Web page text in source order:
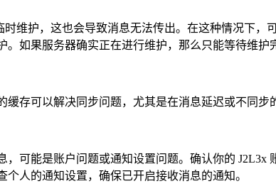
维护，这也会导致消息无法传出。在这种情况下，
如果服务器确实正在进行维护，那么只能等待维护
缓存可以解决同步问题，尤其是在消息延迟或不同步
，可能是账户问题或通知设置问题。确认你的 J2L3x
人的通知设置，确保已开启接收消息的通知。